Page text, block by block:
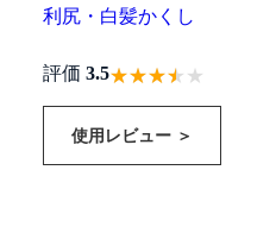
利尻・白髪かくし
評価 3.5
使用レビュー ＞